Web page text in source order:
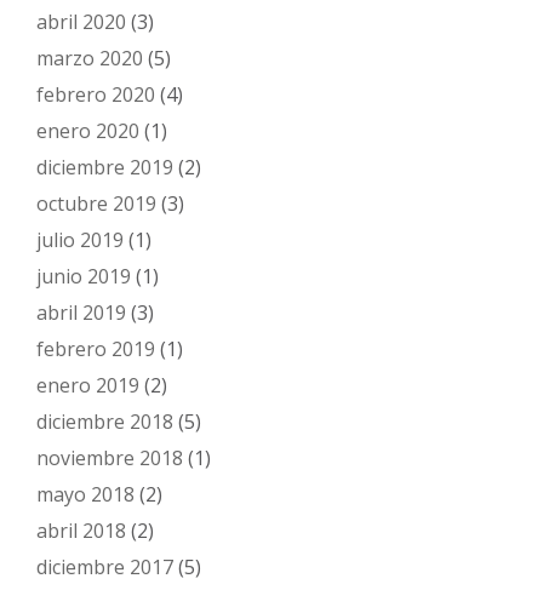
abril 2020 (3)
marzo 2020 (5)
febrero 2020 (4)
enero 2020 (1)
diciembre 2019 (2)
octubre 2019 (3)
julio 2019 (1)
junio 2019 (1)
abril 2019 (3)
febrero 2019 (1)
enero 2019 (2)
diciembre 2018 (5)
noviembre 2018 (1)
mayo 2018 (2)
abril 2018 (2)
diciembre 2017(5)